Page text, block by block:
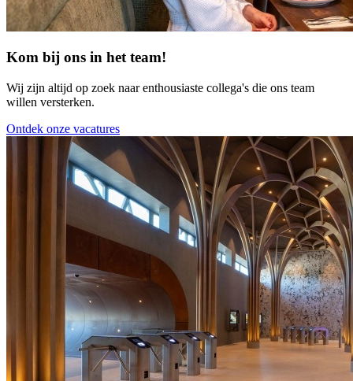
Kom bij ons in het team!
Wij zijn altijd op zoek naar enthousiaste collega's die ons team
willen versterken.
Ontdek onze vacatures